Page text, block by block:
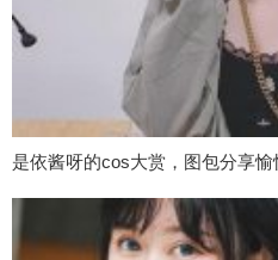
是依酱呀的cos大赏，图包分享愉